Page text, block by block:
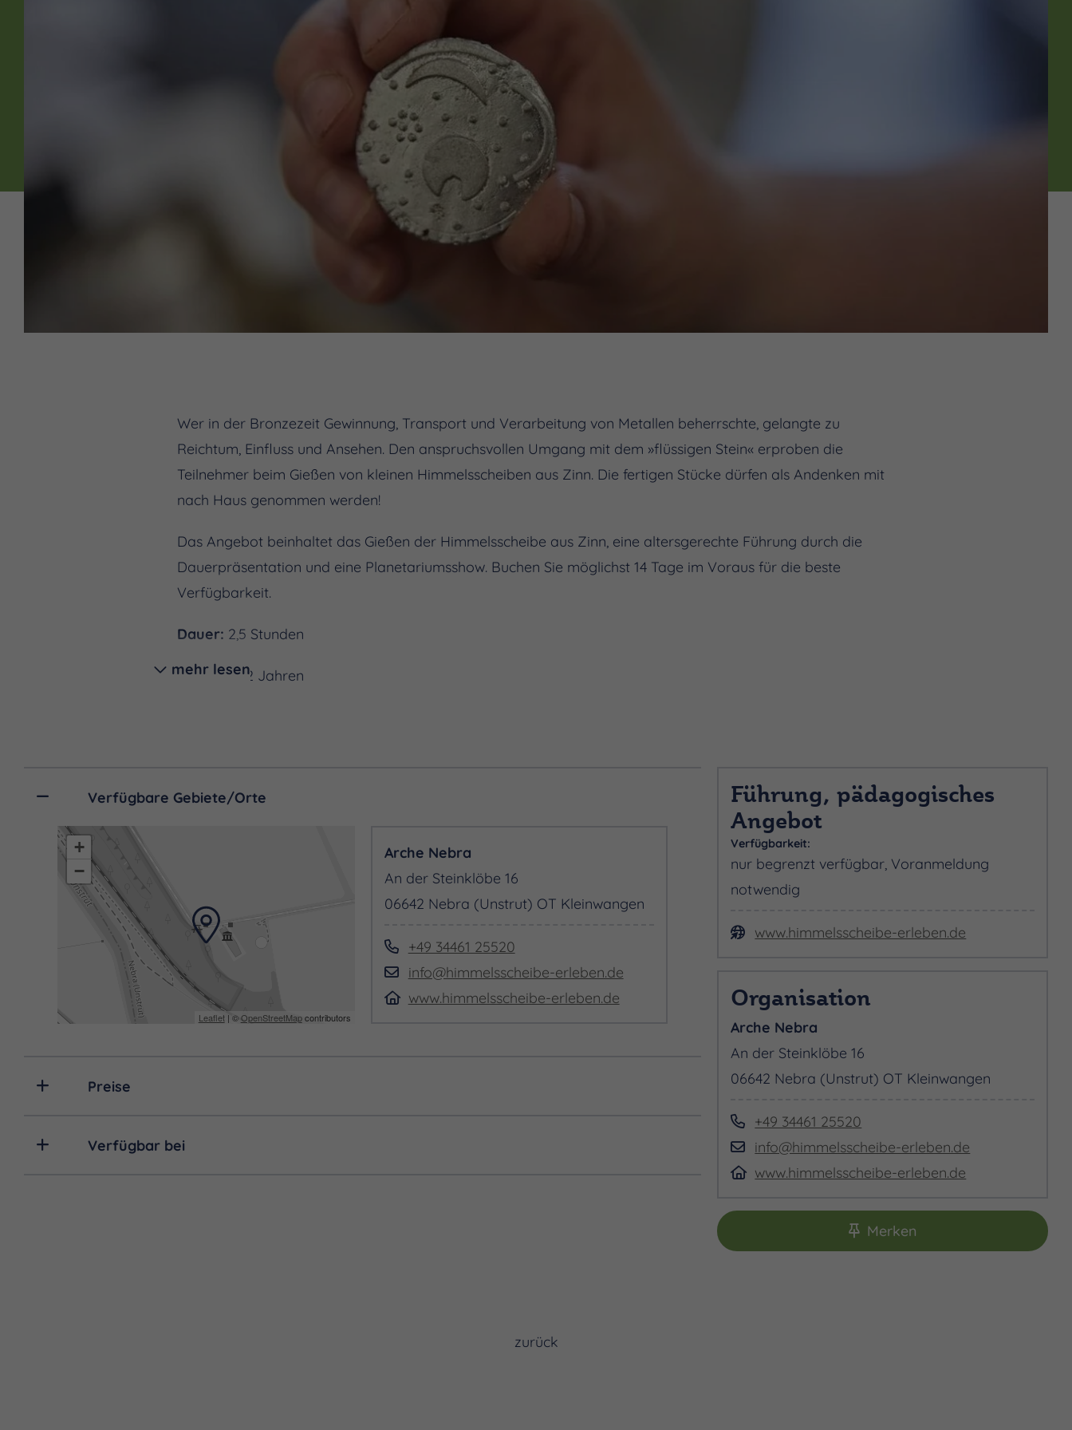
Wer in der Bronzezeit Gewinnung, Transport und Verarbeitung von Metallen beherrschte, gelangte zu
Reichtum, Einfluss und Ansehen. Den anspruchsvollen Umgang mit dem »flüssigen Stein« erproben die
Teilnehmer beim Gießen von kleinen Himmelsscheiben aus Zinn. Die fertigen Stücke dürfen als Andenken mit
nach Haus genommen werden!
Das Angebot beinhaltet das Gießen der Himmelsscheibe aus Zinn, eine altersgerechte Führung durch die
Dauerpräsentation und eine Planetariumsshow. Buchen Sie möglichst 14 Tage im Voraus für die beste
Verfügbarkeit.
Dauer: 2,5 Stunden
Alter:ab 12 Jahren
mehr lesen
Verfügbare Gebiete/Orte
+
−
Leaflet| ©OpenStreetMapcontributors
Arche Nebra
An der Steinklöbe 16
06642 Nebra (Unstrut) OT Kleinwangen
+49 34461 25520
info@himmelsscheibe-erleben.de
www.himmelsscheibe-erleben.de
Preise
Verfügbar bei
Führung, pädagogisches
Angebot
Verfügbarkeit:
nur begrenzt verfügbar, Voranmeldung
notwendig
www.himmelsscheibe-erleben.de
Organisation
Arche Nebra
An der Steinklöbe 16
06642 Nebra (Unstrut) OT Kleinwangen
+49 34461 25520
info@himmelsscheibe-erleben.de
www.himmelsscheibe-erleben.de
Merken
zurück